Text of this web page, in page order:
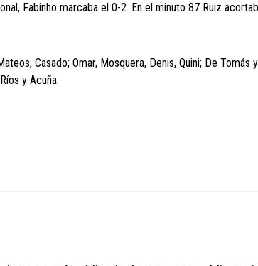
Fabinho marcaba el 0-2. En el minuto 87 Ruiz
Casado; Omar, Mosquera, Denis, Quini; De
y Acuña.